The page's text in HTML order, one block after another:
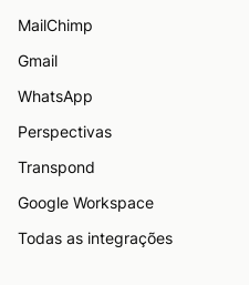
MailChimp
Gmail
WhatsApp
Perspectivas
Transpond
Google Workspace
Todas as integrações